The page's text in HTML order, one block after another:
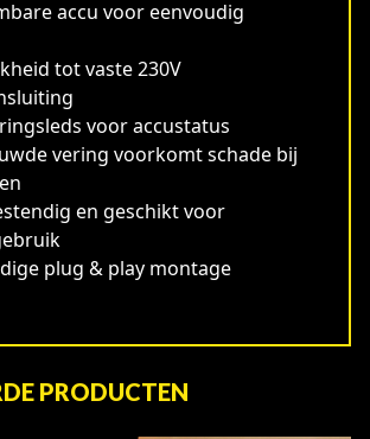
accu voor eenvoudig
tot vaste 230V
voor accustatus
vering voorkomt schade bij
en geschikt voor
plug & play montage
PRODUCTEN